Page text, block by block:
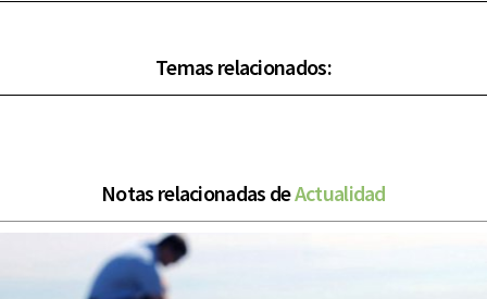
Temas relacionados:
Notas relacionadas deActualidad